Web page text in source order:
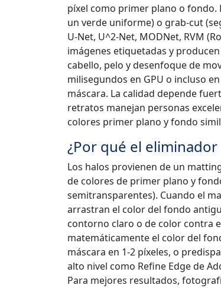
píxel como primer plano o
un verde uniforme) o grab-cut
U-Net, U^2-Net, MODNet, RVM
imágenes etiquetadas y
cabello, pelo y desenfoque de
milisegundos en GPU o incluso
máscara. La calidad depende
retratos manejan personas
colores primer plano y fondo
¿Por qué el
Los halos provienen de un
de colores de primer plano y
semitransparentes). Cuando el
arrastran el color del fondo
contorno claro o de color contra
matemáticamente el color del
máscara en 1-2 píxeles, o
alto nivel como Refine Edge de
Para mejores resultados,